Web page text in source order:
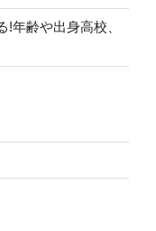
年齢や出身高校、